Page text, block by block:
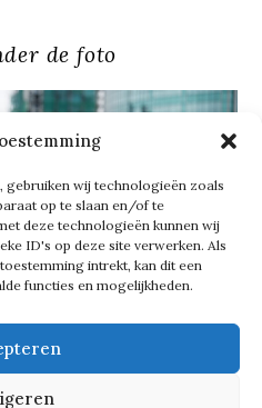
gebruiken wij technologieën zoals
op te slaan en/of te
deze technologieën kunnen wij
ID's op deze site verwerken. Als
intrekt, kan dit een
functies en mogelijkheden.
de foto